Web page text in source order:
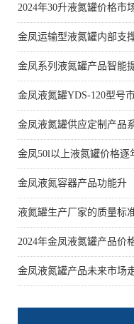
2024年30升液氮罐价格市
金凤运输型液氮罐内部支
金凤系列液氮罐产品智能
金凤液氮罐YDS-120型号
金凤液氮罐供应定制产品
金凤50l以上液氮罐价格逐
金凤液氮容器产品功能升
液氮罐生产厂家的质量标
2024年金凤液氮罐产品价
金凤液氮罐产品未来市场